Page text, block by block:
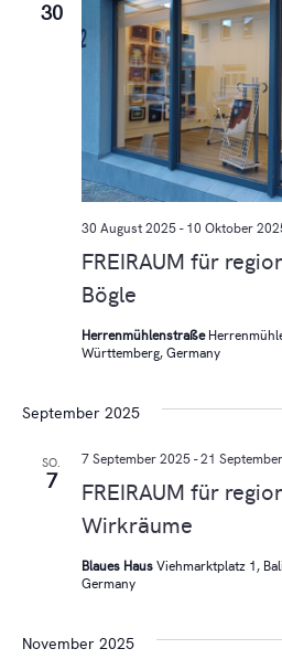
30
FREIRAUM für
Bögle
30 August 2025- 10 Oktober
Herrenmühlenstraße
Württemberg, Germany
September 2025
SO.
7
FREIRAUM für
Wirkräume
7 September 2025-21
Blaues Haus Viehmarktplatz 1,
Germany
November 2025